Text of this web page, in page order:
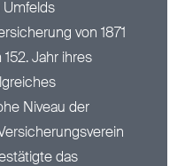
Umfelds
von 1871
152. Jahr ihres
Niveau der
das